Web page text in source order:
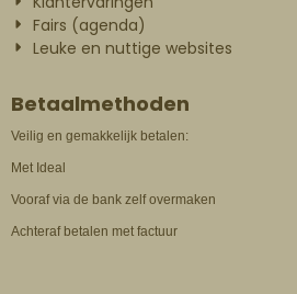
Fairs (agenda)
Leuke en nuttige websites
Betaalmethoden
Veilig en gemakkelijk betalen:
Met Ideal
Vooraf via de bank zelf overmaken
Achteraf betalen met factuur